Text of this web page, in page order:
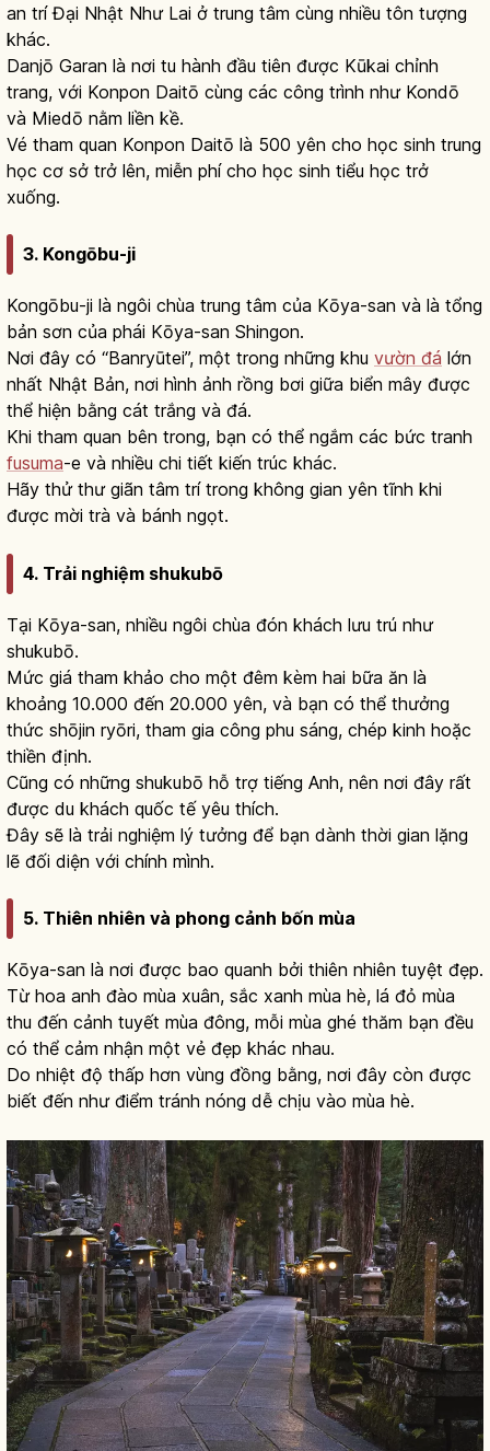
an trí Đại Nhật Như Lai ở trung tâm cùng nhiều tôn tượng
khác.
Danjō Garan là nơi tu hành đầu tiên được Kūkai chỉnh
trang, với Konpon Daitō cùng các công trình như Kondō
và Miedō nằm liền kề.
Vé tham quan Konpon Daitō là 500 yên cho học sinh trung
học cơ sở trở lên, miễn phí cho học sinh tiểu học trở
xuống.
3. Kongōbu-ji
Kongōbu-ji là ngôi chùa trung tâm của Kōya-san và là tổng
bản sơn của phái Kōya-san Shingon.
Nơi đây có “Banryūtei”, một trong những khu vườn đá lớn
nhất Nhật Bản, nơi hình ảnh rồng bơi giữa biển mây được
thể hiện bằng cát trắng và đá.
Khi tham quan bên trong, bạn có thể ngắm các bức tranh
fusuma-e và nhiều chi tiết kiến trúc khác.
Hãy thử thư giãn tâm trí trong không gian yên tĩnh khi
được mời trà và bánh ngọt.
4. Trải nghiệm shukubō
Tại Kōya-san, nhiều ngôi chùa đón khách lưu trú như
shukubō.
Mức giá tham khảo cho một đêm kèm hai bữa ăn là
khoảng 10.000 đến 20.000 yên, và bạn có thể thưởng
thức shōjin ryōri, tham gia công phu sáng, chép kinh hoặc
thiền định.
Cũng có những shukubō hỗ trợ tiếng Anh, nên nơi đây rất
được du khách quốc tế yêu thích.
Đây sẽ là trải nghiệm lý tưởng để bạn dành thời gian lặng
lẽ đối diện với chính mình.
5. Thiên nhiên và phong cảnh bốn mùa
Kōya-san là nơi được bao quanh bởi thiên nhiên tuyệt đẹp.
Từ hoa anh đào mùa xuân, sắc xanh mùa hè, lá đỏ mùa
thu đến cảnh tuyết mùa đông, mỗi mùa ghé thăm bạn đều
có thể cảm nhận một vẻ đẹp khác nhau.
Do nhiệt độ thấp hơn vùng đồng bằng, nơi đây còn được
biết đến như điểm tránh nóng dễ chịu vào mùa hè.